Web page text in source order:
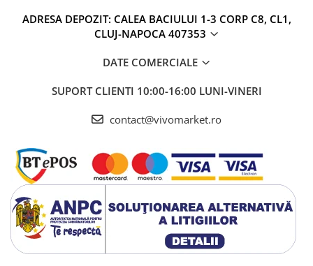
ADRESA DEPOZIT: CALEA BACIULUI 1-3 CORP C8, CL1,
CLUJ-NAPOCA 407353
DATE COMERCIALE
SUPORT CLIENTI 10:00-16:00 LUNI-VINERI
contact@vivomarket.ro